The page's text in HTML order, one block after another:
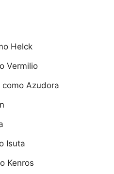
Helck
Vermilio
Azudora
Isuta
Kenros